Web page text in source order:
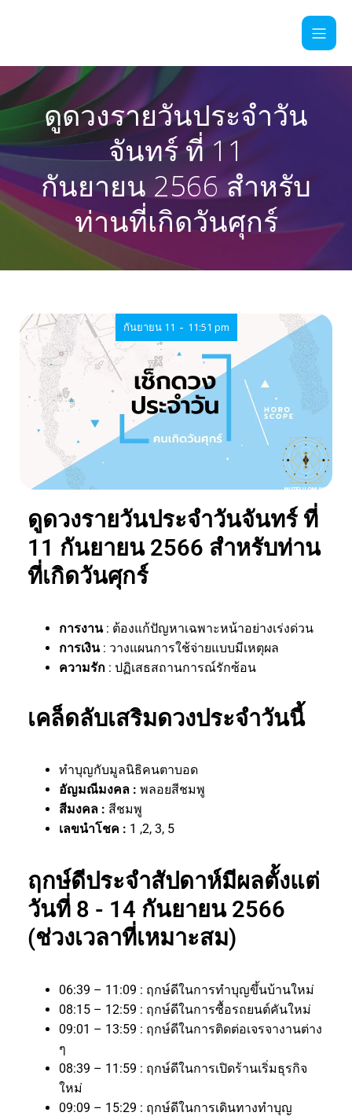
ดูดวงรายวันประจำวัน
จันทร์ ที่ 11
กันยายน 2566 สำหรับ
ท่านที่เกิดวันศุกร์
กันยายน 11 - 11:51 pm
ดูดวงรายวันประจำวันจันทร์ ที่
11 กันยายน 2566 สำหรับท่าน
ที่เกิดวันศุกร์
การงาน : ต้องแก้ปัญหาเฉพาะหน้าอย่างเร่งด่วน
การเงิน : วางแผนการใช้จ่ายแบบมีเหตุผล
ความรัก : ปฏิเสธสถานการณ์รักซ้อน
เคล็ดลับเสริมดวงประจำวันนี้
ทำบุญกับมูลนิธิคนตาบอด
อัญมณีมงคล : พลอยสีชมพู
สีมงคล : สีชมพู
เลขนำโชค : 1 ,2, 3, 5
ฤกษ์ดีประจำสัปดาห์มีผลตั้งแต่
วันที่ 8 - 14 กันยายน 2566
(ช่วงเวลาที่เหมาะสม)
06:39 – 11:09 : ฤกษ์ดีในการทำบุญขึ้นบ้านใหม่
08:15 – 12:59 : ฤกษ์ดีในการซื้อรถยนต์คันใหม่
09:01 – 13:59 : ฤกษ์ดีในการติดต่อเจรจางานต่าง
ๆ
08:39 – 11:59 : ฤกษ์ดีในการเปิดร้านเริ่มธุรกิจ
ใหม่
09:09 – 15:29 : ฤกษ์ดีในการเดินทางทำบุญ